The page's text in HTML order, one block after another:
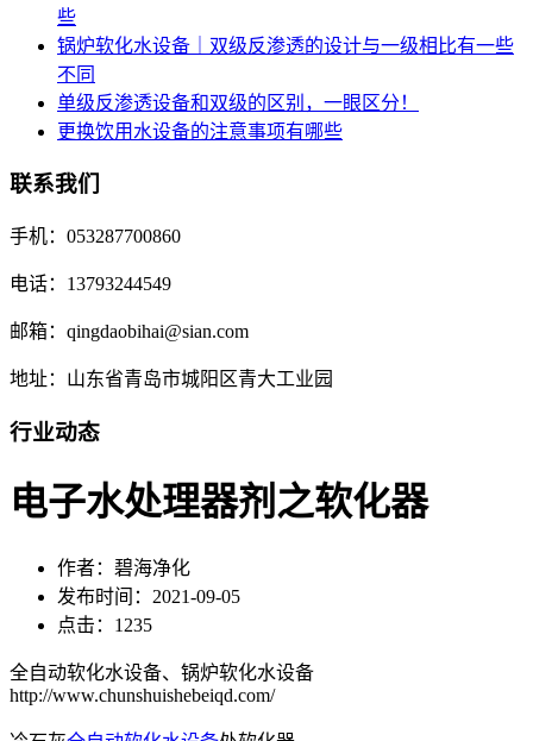
些
锅炉软化水设备｜双级反渗透的设计与一级相比有一些
不同
单级反渗透设备和双级的区别，一眼区分！
更换饮用水设备的注意事项有哪些
联系我们
手机：053287700860
电话：13793244549
邮箱：qingdaobihai@sian.com
地址：山东省青岛市城阳区青大工业园
行业动态
电子水处理器剂之软化器
作者：碧海净化
发布时间：2021-09-05
点击：1235
全自动软化水设备、锅炉软化水设备
http://www.chunshuishebeiqd.com/